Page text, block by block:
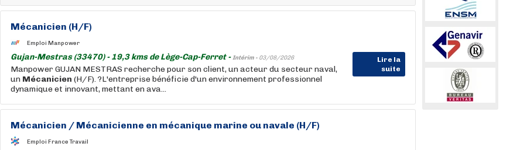
Mécanicien (H/F)
Emploi Manpower
Gujan-Mestras (33470) - 19,3 kms de Lège-Cap-Ferret -Intérim - 03/08/2026
Lire la
suite
Manpower GUJAN MESTRAS recherche pour son client, un acteur du secteur naval,
un Mécanicien (H/F). ?L'entreprise bénéficie d'un environnement professionnel
dynamique et innovant, mettant en ava...
Mécanicien / Mécanicienne en mécanique marine ou navale (H/F)
Emploi France Travail